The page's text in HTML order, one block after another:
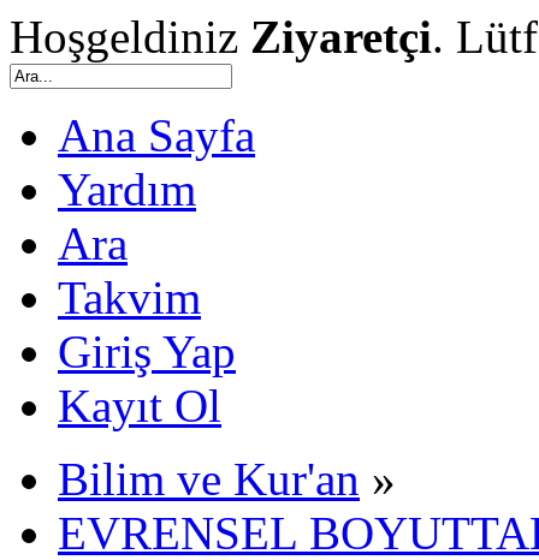
Hoşgeldiniz Ziyaretçi.
Ana Sayfa
Yardım
Ara
Takvim
Giriş Yap
Kayıt Ol
Bilim ve Kur'an »
EVRENSEL